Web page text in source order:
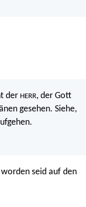
der HERR, der Gott
gesehen. Siehe,
seid auf den